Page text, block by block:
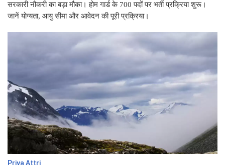
सरकारी नौकरी का बड़ा मौका। होम गार्ड के 700 पदों पर भर्ती प्रक्रिया शुरू।
जानें योग्यता, आयु सीमा और आवेदन की पूरी प्रक्रिया।
Priya Attri